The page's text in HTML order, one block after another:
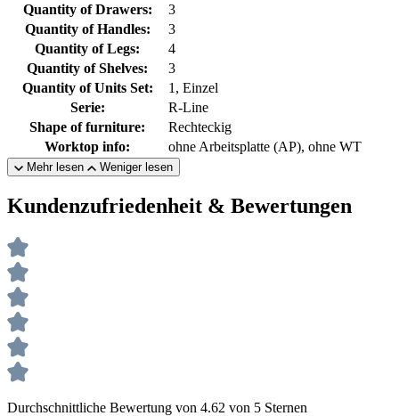
Quantity of Drawers:
3
Quantity of Handles:
3
Quantity of Legs:
4
Quantity of Shelves:
3
Quantity of Units Set:
1, Einzel
Serie:
R-Line
Shape of furniture:
Rechteckig
Worktop info:
ohne Arbeitsplatte (AP), ohne WT
Mehr lesen Weniger lesen
Kundenzufriedenheit & Bewertungen
Durchschnittliche Bewertung von 4.62 von 5 Sternen